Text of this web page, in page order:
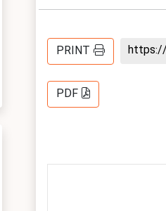
PRINT
PDF